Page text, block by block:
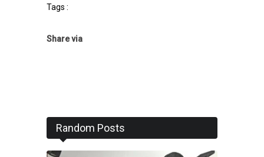
Tags :
Share via
Random Posts